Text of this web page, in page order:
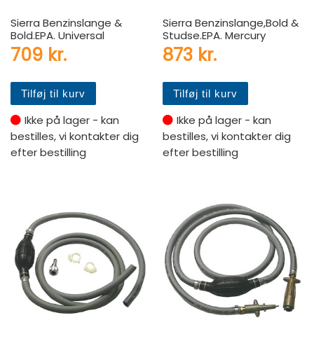
Sierra Benzinslange &
Bold.EPA. Universal
709 kr.
Tilføj til kurv
Ikke på lager - kan
bestilles, vi kontakter dig
efter bestilling
Sierra Benzinslange,Bold &
Studse.EPA. Mercury
873 kr.
Tilføj til kurv
Ikke på lager - kan
bestilles, vi kontakter dig
efter bestilling